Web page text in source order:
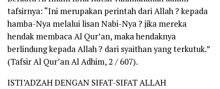
tafsirnya: “Ini merupakan perintah dari Allah ? kepada
hamba-Nya melalui lisan Nabi-Nya ? jika mereka
hendak membaca Al Qur’an, maka hendaknya
berlindung kepada Allah ? dari syaithan yang terkutuk.”
(Tafsir Al Qur’an Al Adhim, 2 / 607).
ISTI’ADZAH DENGAN SIFAT-SIFAT ALLAH